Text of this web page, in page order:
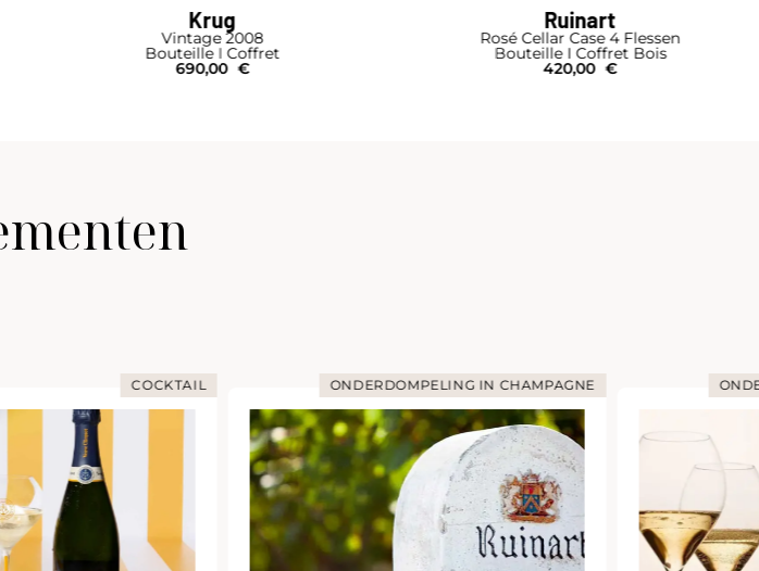
Krug
Vintage 2008
Bouteille I Coffret
690,00 €
Ruinart
Rosé Cellar Case 4 Flessen
Bouteille I Coffret Bois
420,00 €
COCKTAIL ONDERDOMPELING IN CHAMPAGNE